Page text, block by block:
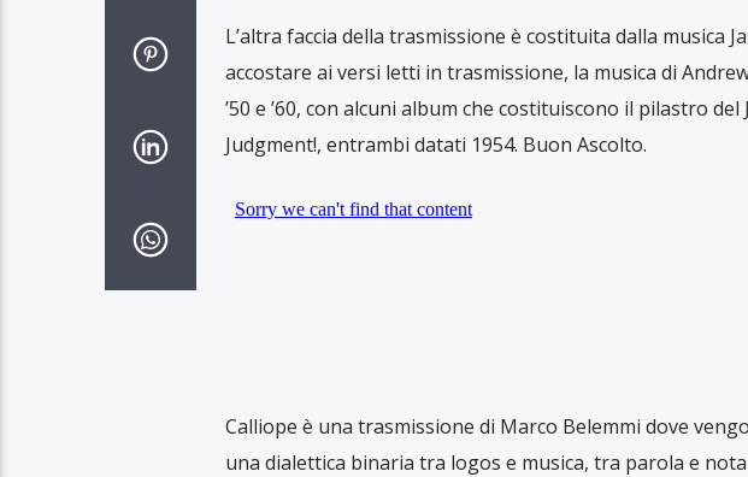
L’altra faccia della trasmissione è costituita dalla musica
accostare ai versi letti in trasmissione, la musica di
’50 e ’60, con alcuni album che costituiscono il pilastro
Judgment!, entrambi datati 1954. Buon Ascolto.
Calliope è una trasmissione di Marco Belemmi dove
una dialettica binaria tra logos e musica, tra parola e nota